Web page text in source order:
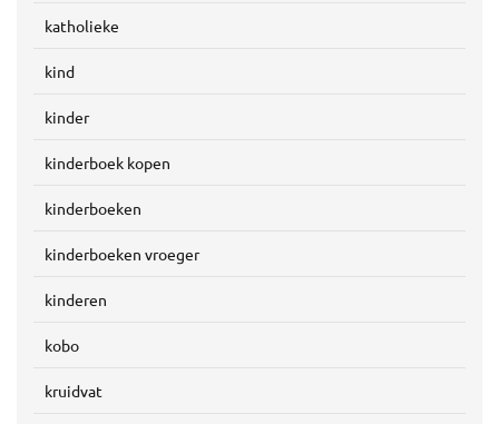
katholieke
kind
kinder
kinderboek kopen
kinderboeken
kinderboeken vroeger
kinderen
kobo
kruidvat